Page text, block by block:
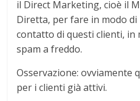
il Direct Marketing, cioè il
Diretta, per fare in modo
contatto di questi clienti, in
spam a freddo.
Osservazione: ovviamente
per i clienti già attivi.